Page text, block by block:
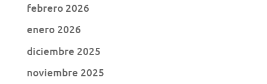
febrero 2026
enero 2026
diciembre 2025
noviembre 2025